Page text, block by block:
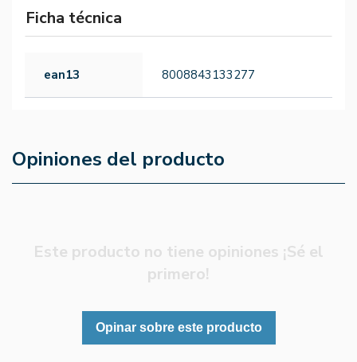
Ficha técnica
ean13 8008843133277
Opiniones del producto
Este producto no tiene opiniones ¡Sé el
primero!
Opinar sobre este producto